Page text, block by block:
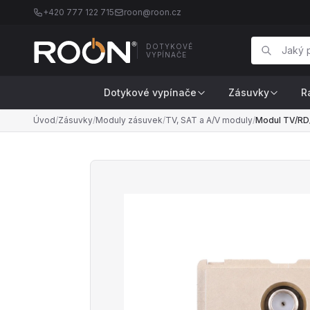
+420 777 122 715 roon@roon.cz
DOTYKOVÉ
VYPÍNAČE
Dotykové vypínače Zásuvky
Úvod/Zásuvky/Moduly zásuvek/TV, SAT a A/V moduly/Modul TV/